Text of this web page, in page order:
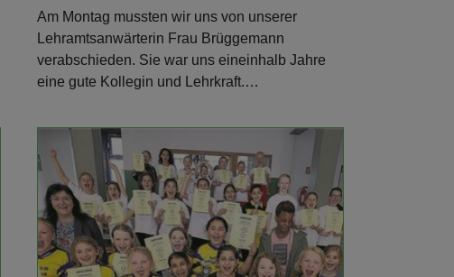
Am Montag mussten wir uns von unserer
Lehramtsanwärterin Frau Brüggemann
verabschieden. Sie war uns eineinhalb Jahre
eine gute Kollegin und Lehrkraft.…